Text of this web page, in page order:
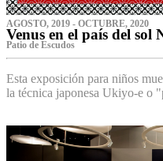
AGOSTO, 2019 - OCTUBRE, 2020
Venus en el país del sol
P‌atio de Escudos
Esta exposición para niños
la técnica japonesa Ukiyo-e o